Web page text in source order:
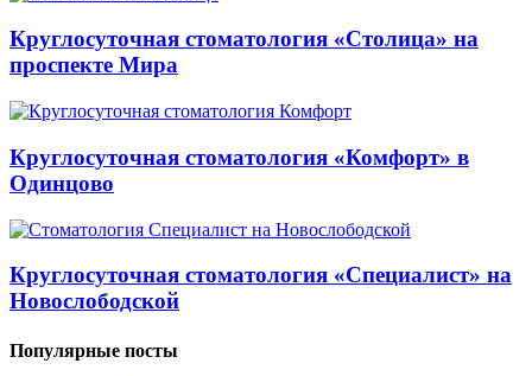
Круглосуточная стоматология «Столица» на
проспекте Мира
Круглосуточная стоматология «Комфорт» в
Одинцово
Круглосуточная стоматология «Специалист» на
Новослободской
Популярные посты